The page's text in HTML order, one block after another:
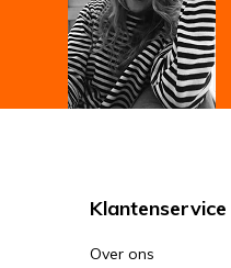
Klantenservice
Over ons